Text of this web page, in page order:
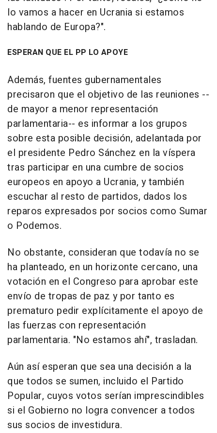
lo vamos a hacer en Ucrania si estamos
hablando de Europa?".
ESPERAN QUE EL PP LO APOYE
Además, fuentes gubernamentales
precisaron que el objetivo de las reuniones --
de mayor a menor representación
parlamentaria-- es informar a los grupos
sobre esta posible decisión, adelantada por
el presidente Pedro Sánchez en la víspera
tras participar en una cumbre de socios
europeos en apoyo a Ucrania, y también
escuchar al resto de partidos, dados los
reparos expresados por socios como Sumar
o Podemos.
No obstante, consideran que todavía no se
ha planteado, en un horizonte cercano, una
votación en el Congreso para aprobar este
envío de tropas de paz y por tanto es
prematuro pedir explícitamente el apoyo de
las fuerzas con representación
parlamentaria. "No estamos ahí", trasladan.
Aún así esperan que sea una decisión a la
que todos se sumen, incluido el Partido
Popular, cuyos votos serían imprescindibles
si el Gobierno no logra convencer a todos
sus socios de investidura.